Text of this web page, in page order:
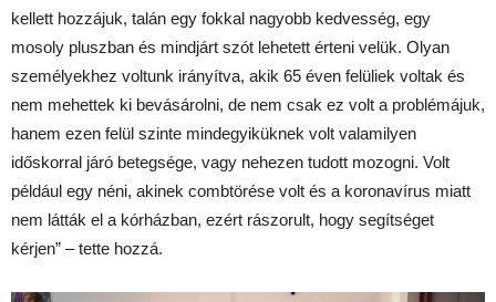
kellett hozzájuk, talán egy fokkal nagyobb kedvesség, egy
mosoly pluszban és mindjárt szót lehetett érteni velük. Olyan
személyekhez voltunk irányítva, akik 65 éven felüliek voltak és
nem mehettek ki bevásárolni, de nem csak ez volt a problémájuk,
hanem ezen felül szinte mindegyiküknek volt valamilyen
időskorral járó betegsége, vagy nehezen tudott mozogni. Volt
például egy néni, akinek combtörése volt és a koronavírus miatt
nem látták el a kórházban, ezért rászorult, hogy segítséget
kérjen” – tette hozzá.